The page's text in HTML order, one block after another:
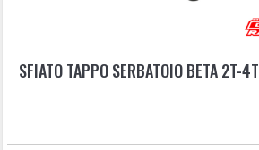
SFIATO TAPPO SERBATOIO BETA 2T-4T